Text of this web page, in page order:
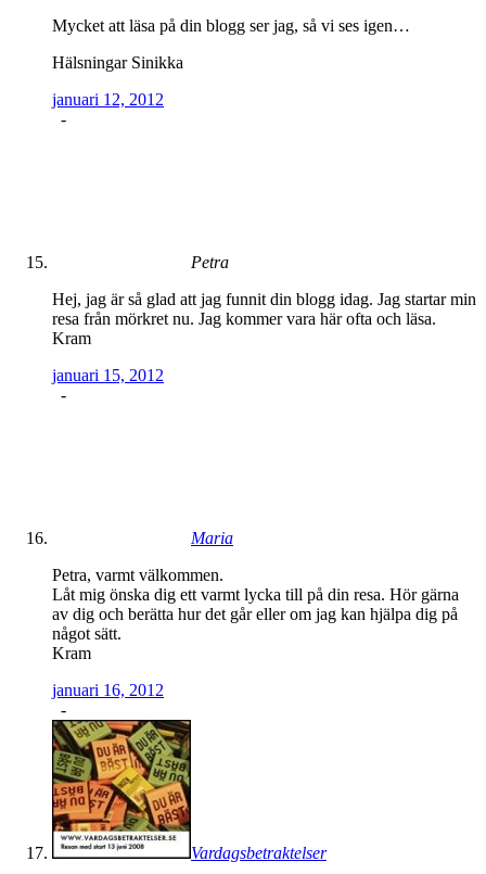
Mycket att läsa på din blogg ser jag, så vi ses igen…
Hälsningar Sinikka
januari 12, 2012
-
Petra
Hej, jag är så glad att jag funnit din blogg idag. Jag startar min
resa från mörkret nu. Jag kommer vara här ofta och läsa.
Kram
januari 15, 2012
-
Maria
Petra, varmt välkommen.
Låt mig önska dig ett varmt lycka till på din resa. Hör gärna
av dig och berätta hur det går eller om jag kan hjälpa dig på
något sätt.
Kram
januari 16, 2012
-
Vardagsbetraktelser